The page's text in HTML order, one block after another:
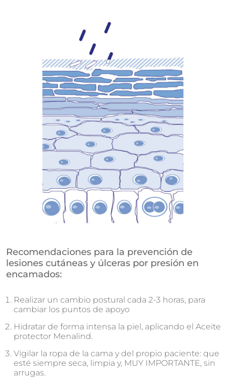
Recomendaciones para la prevención de
lesiones cutáneas y úlceras por presión en
encamados:
Realizar un cambio postural cada 2-3 horas, para
cambiar los puntos de apoyo
Hidratar de forma intensa la piel, aplicando el Aceite
protector Menalind.
Vigilar la ropa de la cama y del propio paciente: que
esté siempre seca, limpia y, MUY IMPORTANTE, sin
arrugas.